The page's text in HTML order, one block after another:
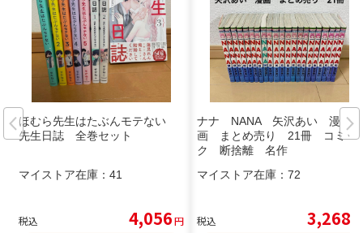
ほむら先生はたぶんモテない
先生日誌 全巻セット
マイストア在庫： 41
税込 4,056円
ナナ NANA 矢沢あい 漫
画 まとめ売り 21冊 コミッ
ク 断捨離 名作
マイストア在庫： 72
税込 3,268